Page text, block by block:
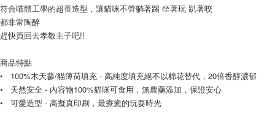
宅配【全館滿1500免運】
每筆NT$85，滿NT$1,500(含以上)免運費
每筆NT$115，滿NT$1,500(含以上)免運費
符合喵體工學的超長造型，讓貓咪不管躺著踢 坐著玩 趴著咬
都非常陶醉
趕快買回去孝敬主子吧!!
商品特點
• 100%木天蓼/貓薄荷填充 - 高純度填充絕不以棉花替代，20倍香醇濃郁
• 天然安全 - 內容物100%貓咪可食用，無農藥添加，保證安心
• 可愛造型 - 高擬真印刷，最療癒的玩耍時光